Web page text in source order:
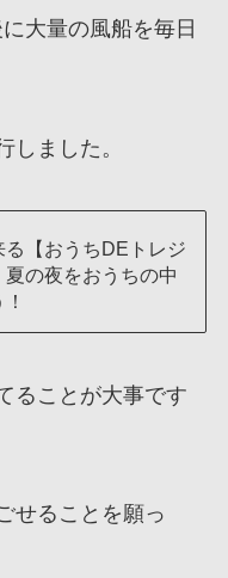
大量の風船を毎日
しました。
【おうちDEトレジ
夏の夜をおうちの中
ることが大事です
せることを願っ